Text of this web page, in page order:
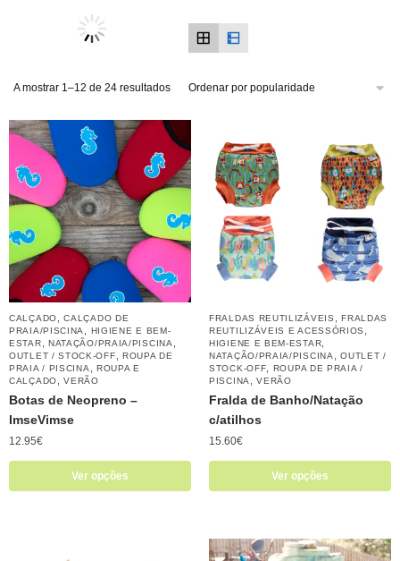
CALÇADO,CALÇADO DE
PRAIA/PISCINA,HIGIENE E BEM-
ESTAR,NATAÇÃO/PRAIA/PISCINA
OUTLET / STOCK-OFF,ROUPA DE
PRAIA / PISCINA,ROUPA E
CALÇADO,VERÃO
Botas de Neopreno – ​​
ImseVimse
12.95 €
Ver opções
REUTILIZÁVEIS E ACESSÓRIOS ,
HIGIENE E BEM-ESTAR,
NATAÇÃO/PRAIA/PISCINA
STOCK-OFF,ROUPA DE PRAIA /
PISCINA,VERÃO
Fralda de Banho/Natação
c/atilhos
15.60€
Ver opções